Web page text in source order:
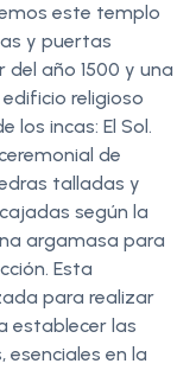
este templo
y puertas
año 1500 y una
religioso
los incas: El Sol.
de
talladas y
según la
argamasa para
Esta
para realizar
establecer las
esenciales en la